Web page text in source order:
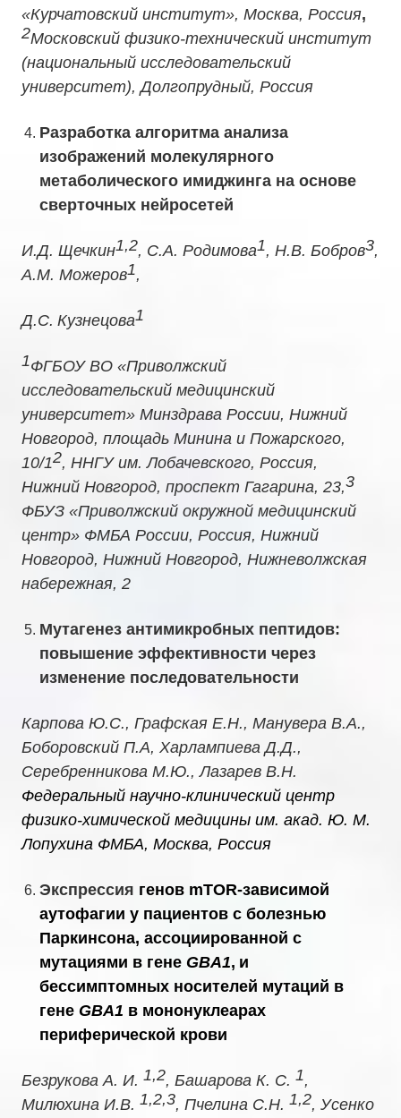
«Курчатовский институт», Москва, Россия,
2Московский физико-технический институт
(национальный исследовательский
университет), Долгопрудный, Россия
Разработка алгоритма анализа
изображений молекулярного
метаболического имиджинга на основе
сверточных нейросетей
И.Д. Щечкин1,2, С.А. Родимова1, Н.В. Бобров3,
А.М. Можеров1,
Д.С. Кузнецова1
1ФГБОУ ВО «Приволжский
исследовательский медицинский
университет» Минздрава России, Нижний
Новгород, площадь Минина и Пожарского,
10/12, ННГУ им. Лобачевского, Россия,
Нижний Новгород, проспект Гагарина, 23,3
ФБУЗ «Приволжский окружной медицинский
центр» ФМБА России, Россия, Нижний
Новгород, Нижний Новгород, Нижневолжская
набережная, 2
Мутагенез антимикробных пептидов:
повышение эффективности через
изменение последовательности
Карпова Ю.С., Графская Е.Н., Манувера В.А.,
Боборовский П.А, Харлампиева Д.Д.,
Серебренникова М.Ю., Лазарев В.Н.
Федеральный научно-клинический центр
физико-химической медицины им. акад. Ю. М.
Лопухина ФМБА, Москва, Россия
Экспрессия генов mTOR-зависимой
аутофагии у пациентов с болезнью
Паркинсона, ассоциированной с
мутациями в гене GBA1, и
бессимптомных носителей мутаций в
гене GBA1 в мононуклеарах
периферической крови
Безрукова А. И. 1,2, Башарова К. С. 1,
Милюхина И.В. 1,2,3, Пчелина С.Н. 1,2, Усенко